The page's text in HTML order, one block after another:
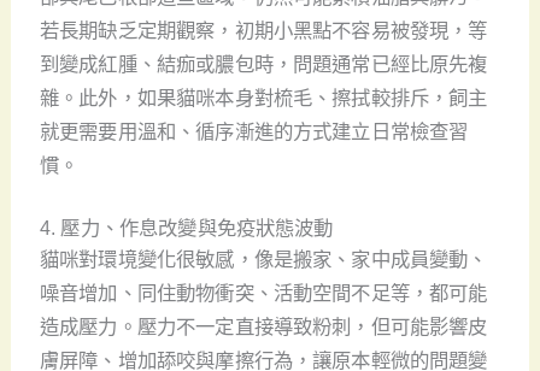
若長期缺乏定期觀察，初期小黑點不容易被發現，等
到變成紅腫、結痂或膿包時，問題通常已經比原先複
雜。此外，如果貓咪本身對梳毛、擦拭較排斥，飼主
就更需要用溫和、循序漸進的方式建立日常檢查習
慣。
4. 壓力、作息改變與免疫狀態波動
貓咪對環境變化很敏感，像是搬家、家中成員變動、
噪音增加、同住動物衝突、活動空間不足等，都可能
造成壓力。壓力不一定直接導致粉刺，但可能影響皮
膚屏障、增加舔咬與摩擦行為，讓原本輕微的問題變